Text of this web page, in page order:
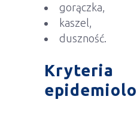
gorączka,
kaszel,
duszność.
Kryteria